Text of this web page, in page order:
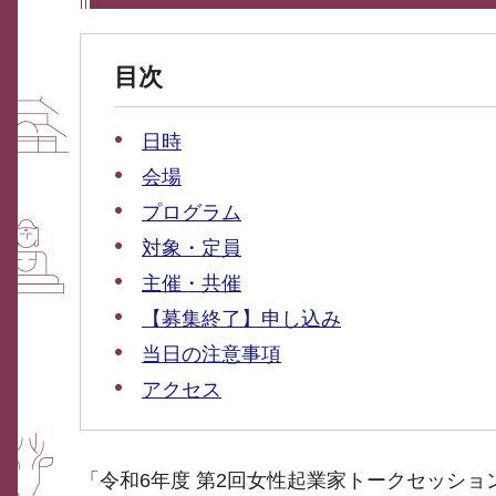
目次
日時
会場
プログラム
対象・定員
主催・共催
【募集終了】申し込み
当日の注意事項
アクセス
「令和6年度 第2回女性起業家トークセッシ